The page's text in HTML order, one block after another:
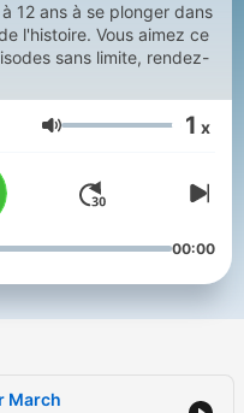
12 ans à se plonger dans
aimez ce
sans limite, rendez-
Volume 1 x
00:00
March